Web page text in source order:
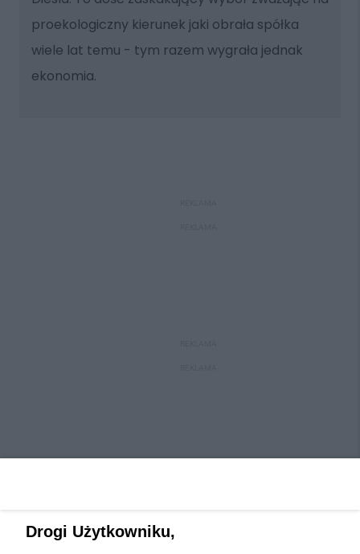
proekologiczny kierunek jaki obrała spółka
wiele lat temu - tym razem wygrała jednak
ekonomia.
Drogi Użytkowniku,